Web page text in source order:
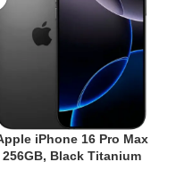
iPhone 16 Pro Max
256GB, Black Titanium